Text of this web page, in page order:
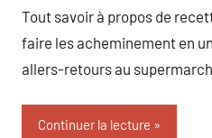
Tout savoir à propos de
faire les acheminement en
allers-retours au
Continuer la lecture